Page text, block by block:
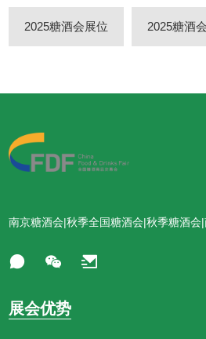
2025糖酒会展位 2025糖酒
南京糖酒会|秋季全国糖酒会|秋季糖酒会
展会优势